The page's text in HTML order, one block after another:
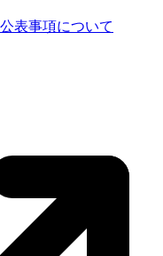
表事項について